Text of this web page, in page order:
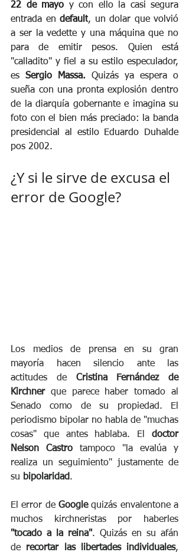
22 de mayo y con ello la casi segura
entrada en default, un dolar que volvió
a ser la vedette y una máquina que no
para de emitir pesos. Quien está
"calladito" y fiel a su estilo especulador,
es Sergio Massa. Quizás ya espera o
sueña con una pronta explosión dentro
de la diarquía gobernante e imagina su
foto con el bien más preciado: la banda
presidencial al estilo Eduardo Duhalde
pos 2002.
¿Y si le sirve de excusa el
error de Google?
Los medios de prensa en su gran
mayoría hacen silencio ante las
actitudes de Cristina Fernández de
Kirchner que parece haber tomado al
Senado como de su propiedad. El
periodismo bipolar no habla de "muchas
cosas" que antes hablaba. El doctor
Nelson Castro tampoco "la evalúa y
realiza un seguimiento" justamente de
su bipolaridad.
El error de Google quizás envalentone a
"tocado a la reina". Quizás en su afán
de recortar las libertades individuales,